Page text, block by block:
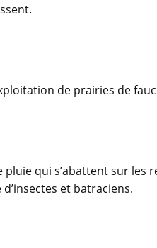
de prairies de
qui s’abattent sur les
et batraciens.